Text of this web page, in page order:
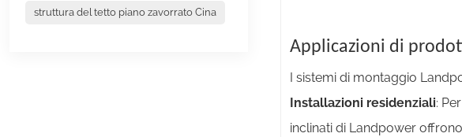
Applicazioni di
I sistemi di montaggio
Installazioni residenziali:
inclinati di Landpower
struttura del tetto piano zavorrato Cina